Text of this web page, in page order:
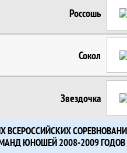
Россошь
Сокол
Звездочка
ВСЕРОССИЙСКИХ
ЮНОШЕЙ 2008-2009